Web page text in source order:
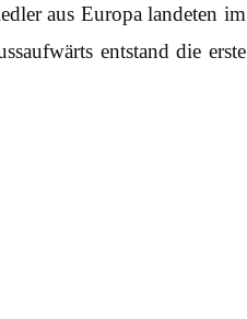
aus Europa landeten im
entstand die erste